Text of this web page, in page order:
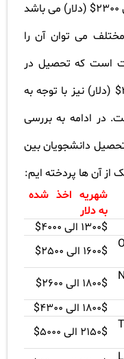
است. متوسط هزینه تحصیل در اوکراین 2300$ (دلار) می باشد
می توان آن را
است که تحصیل در
رشته هایی نظیر پزشکی گاها تا 39000$ (دلار) نیز با توجه به
در ادامه به بررسی
دانشجویان بین
از آن ها پردخته ایم:
شهریه اخذ شده
به دلار
1300$ الی 4000
$
1600$ الی 2500
$
1800$ الی 2600
$
1800$ الی 4300
$
2150$ الی 5000
$